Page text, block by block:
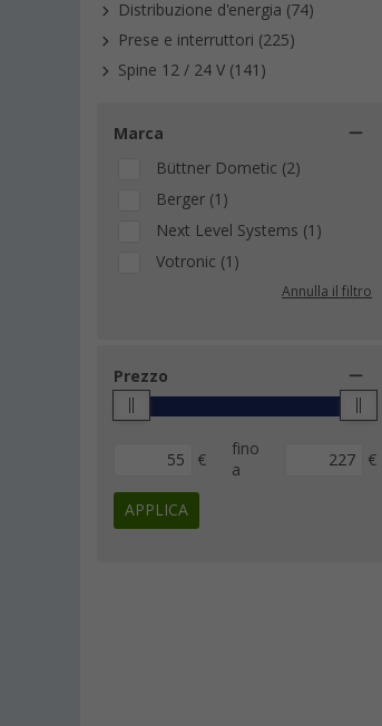
Distribuzione d'energia (74)
Prese e interruttori (225)
Spine 12 / 24 V (141)
Marca
Büttner Dometic (2)
Berger (1)
Next Level Systems (1)
Votronic (1)
Annulla il filtro
Prezzo
€
fino
a
€
APPLICA